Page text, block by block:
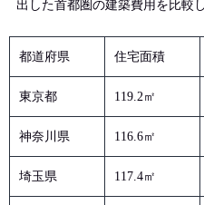
出した首都圏の建築費用を比較
都道府県 住宅面積
東京都 119.2㎡
神奈川県 116.6㎡
埼玉県 117.4㎡